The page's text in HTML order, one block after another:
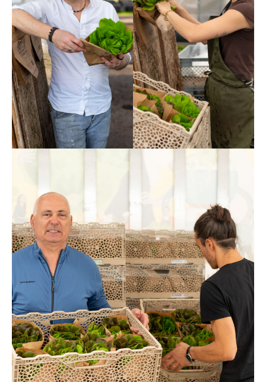
cervello e un
messaggio chiaro:
gli altri
possono parlare,
noi facciamo.
sostenibile, ma
anche innovativa
e locale – per
questo sono in
SOLOS.